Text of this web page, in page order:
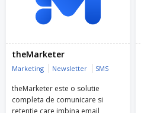
theMarketer
Marketing Newsletter SMS
theMarketer este o solutie
completa de comunicare si
retentie care imbina email